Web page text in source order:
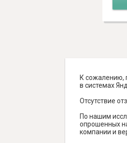
К сожалению,
в системах
Отсутствие
По нашим
опрошенных
компании и